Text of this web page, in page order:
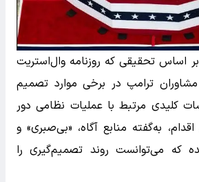
اساس تحقیقی که روزنامه وال‌استریت
مشاوران ترامپ در برخی موارد تصمیم
کلیدی مرتبط با عملیات نظامی دور
به‌گفته منابع آگاه، «بی‌صبری» و
که می‌توانست روند تصمیم‌گیری را